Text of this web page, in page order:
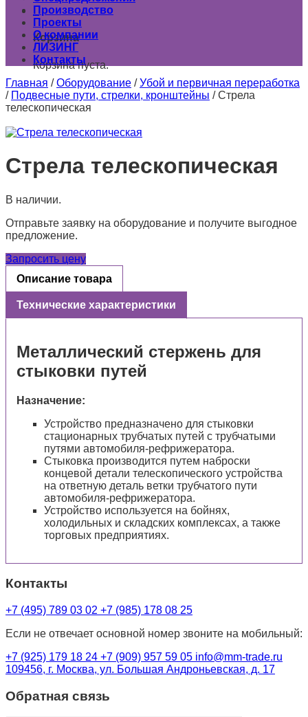
0
Корзина
Корзина пуста.
Производство
Проекты
О компании
ЛИЗИНГ
Контакты
Главная / Оборудование / Убой и первичная переработка
/ Подвесные пути, стрелки, кронштейны /Стрела
телескопическая
Стрела телескопическая
В наличии.
Отправьте заявку на оборудование и получите выгодное
предложение.
Запросить цену
Описание товара
Технические характеристики
Металлический стержень для
стыковки путей
Назначение:
Устройство предназначено для стыковки
стационарных трубчатых путей с трубчатыми
путями автомобиля-рефрижератора.
Стыковка производится путем наброски
концевой детали телескопического устройства
на ответную деталь ветки трубчатого пути
автомобиля-рефрижератора.
Устройство используется на бойнях,
холодильных и складских комплексах, а также
торговых предприятиях.
Контакты
+7 (495) 789 03 02 +7 (985) 178 08 25
Если не отвечает основной номер звоните на мобильный:
+7 (925) 179 18 24 +7 (909) 957 59 05 info@mm-trade.ru
109456, г. Москва, ул. Большая Андроньевская, д. 17
Обратная связь